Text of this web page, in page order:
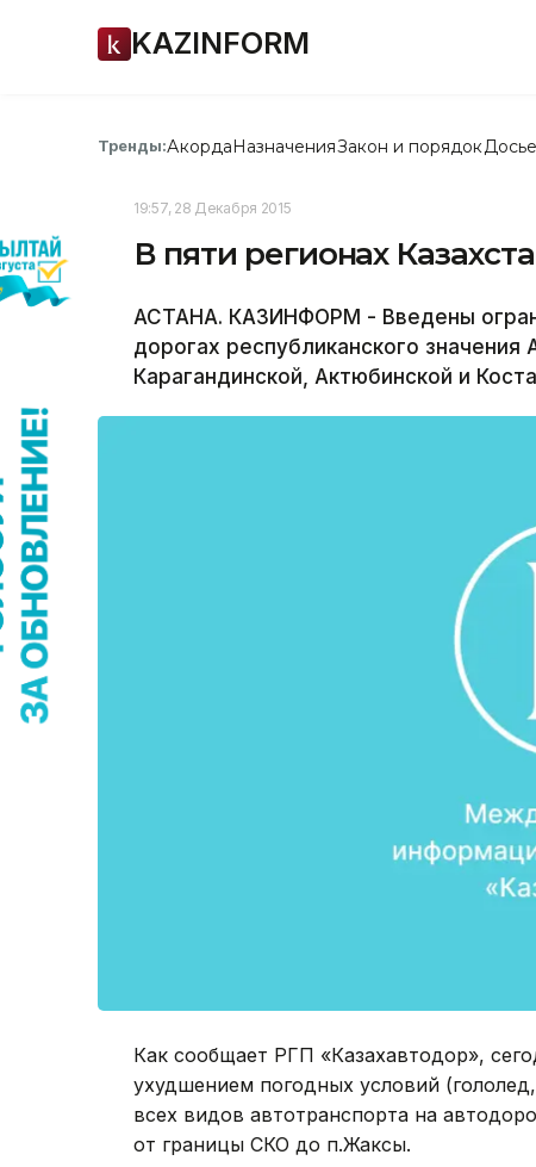
KAZINFORM
Тренды:АкордаНазначенияЗакон и порядок Досье
19:57, 28 Декабря 2015
В пяти регионах
АСТАНА. КАЗИНФОРМ - Введены
дорогах республиканского
Карагандинской, Актюбинской и
Как сообщает РГП «Казахавтодор»,
ухудшением погодных условий
всех видов автотранспорта на
от границы СКО до п.Жаксы.